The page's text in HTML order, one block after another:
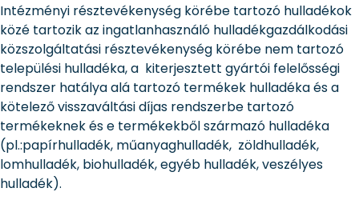
Intézményi résztevékenység körébe tartozó hulladékok
közé tartozik az ingatlanhasználó hulladékgazdálkodási
közszolgáltatási résztevékenység körébe nem tartozó
települési hulladéka, a kiterjesztett gyártói felelősségi
rendszer hatálya alá tartozó termékek hulladéka és a
kötelező visszaváltási díjas rendszerbe tartozó
termékeknek és e termékekből származó hulladéka
(pl.:papírhulladék, műanyaghulladék, zöldhulladék,
lomhulladék, biohulladék, egyéb hulladék, veszélyes
hulladék).